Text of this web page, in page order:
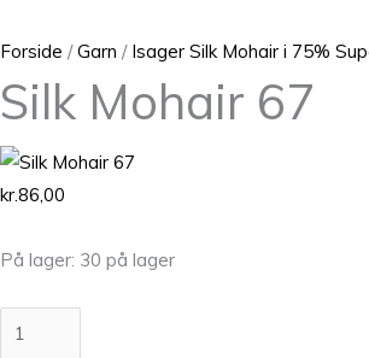
Forside /Garn / Isager Silk Mohair i 75%
Silk Mohair 67
kr.86,00
På lager: 30 på lager